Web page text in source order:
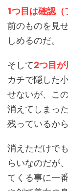
1つ目は確認（
前のものを見
しめるのだ。
そして2つ目が
カチで隠した
せないが、こ
消えてしまっ
残っているから
消えただけで
らいなのだが
てくる事に一